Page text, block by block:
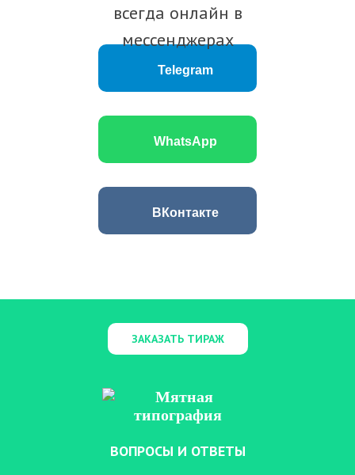
WhatsApp
ВКонтакте
Telegram
всегда онлайн в
мессенджерах
ЗАКАЗАТЬ ТИРАЖ
ВОПРОСЫ И ОТВЕТЫ